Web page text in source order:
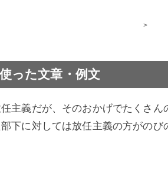
>
った文章・例文
主義だが、そのおかげでたくさん
下に対しては放任主義の方がの